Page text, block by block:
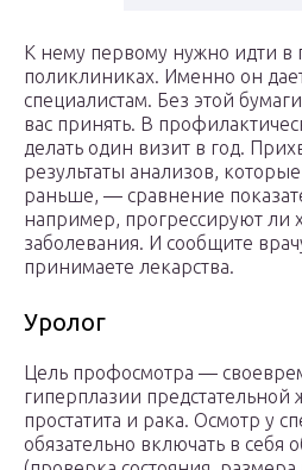
К нему первому нужно идти в
поликлиниках. Именно он
специалистам. Без этой
вас принять. В
делать один визит в год.
результаты анализов,
раньше, — сравнение
например, прогрессируют ли
заболевания. И сообщите
принимаете лекарства.
Уролог
Цель профосмотра —
гиперплазии предстательной
простатита и рака. Осмотр у
обязательно включать в себя